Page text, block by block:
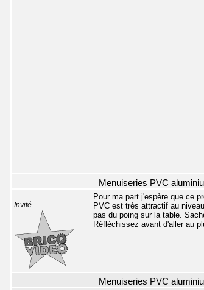
Menuiseries PVC
Invité
Pour ma part j'espère que ce
PVC est très attractif au
pas du poing sur la table.
Réfléchissez avant d'aller au
Menuiseries PVC